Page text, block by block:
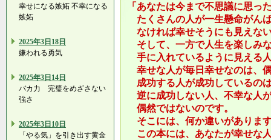
幸せになる嫉妬 不幸になる
嫉妬
2025年3日18日
嫌われる勇気
2025年3日14日
バカ力 完璧をめざさない
強さ
2025年3日10日
「やる気」を引き出す黄金
「あなたは今まで不思議に思っ
たくさんの人が一生懸命がん
なければ幸せそうにも見えな
そして、一方で人生を楽しみ
手に入れているように見える
幸せな人が毎日幸せなのは、
成功する人が成功しているの
逆に成功しない人、不幸な人
偶然ではないのです。
そこには、何か違いがありま
この本には、あなたが幸せな